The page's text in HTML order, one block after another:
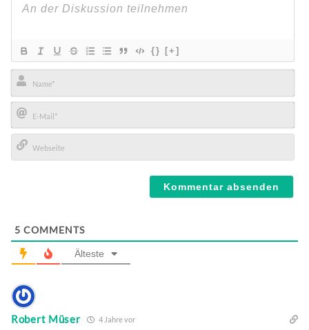
{} [+]
Name*
E-
Mail*
5 COMMENTS
Älteste
Robert Müser 4 Jahre vor